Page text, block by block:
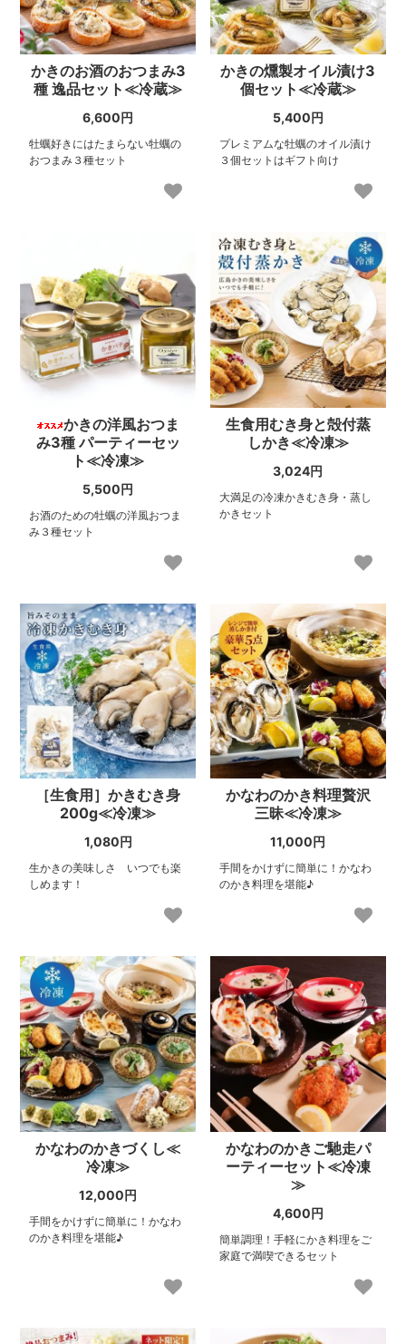
かきのお酒のおつまみ3
種 逸品セット≪冷蔵≫
6,600円
牡蠣好きにはたまらない牡蠣の
おつまみ３種セット
かきの燻製オイル漬け3
個セット≪冷蔵≫
5,400円
プレミアムな牡蠣のオイル漬け
３個セットはギフト向け
かきの洋風おつま
み3種 パーティーセッ
ト≪冷凍≫
5,500円
お酒のための牡蠣の洋風おつま
み３種セット
生食用むき身と殻付蒸
しかき≪冷凍≫
3,024円
大満足の冷凍かきむき身・蒸し
かきセット
［生食用］かきむき身
200g≪冷凍≫
1,080円
生かきの美味しさ いつでも楽
しめます！
かなわのかき料理贅沢
三昧≪冷凍≫
11,000円
手間をかけずに簡単に！かなわ
のかき料理を堪能♪
かなわのかきづくし≪
冷凍≫
12,000円
手間をかけずに簡単に！かなわ
のかき料理を堪能♪
かなわのかきご馳走パ
ーティーセット≪冷凍
≫
4,600円
簡単調理！手軽にかき料理をご
家庭で満喫できるセット